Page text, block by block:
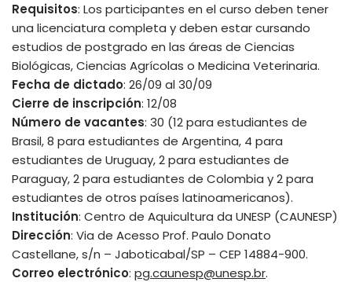
Requisitos: Los participantes en el curso deben tener
una licenciatura completa y deben estar cursando
estudios de postgrado en las áreas de Ciencias
Biológicas, Ciencias Agrícolas o Medicina Veterinaria.
Fecha de dictado: 26/09 al 30/09
Cierre de inscripción: 12/08
Número de vacantes: 30 (12 para estudiantes de
Brasil, 8 para estudiantes de Argentina, 4 para
estudiantes de Uruguay, 2 para estudiantes de
Paraguay, 2 para estudiantes de Colombia y 2 para
estudiantes de otros países latinoamericanos).
Institución: Centro de Aquicultura da UNESP (CAUNESP)
Dirección: Via de Acesso Prof. Paulo Donato
Castellane, s/n – Jaboticabal/SP – CEP 14884-900.
Correo electrónico: pg.caunesp@unesp.br.